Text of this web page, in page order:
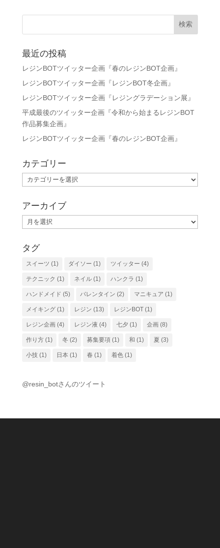
最近の投稿
レジンBOTツイッター企画『春のレジンBOT企画』
レジンBOTツイッター企画『レジンBOT冬企画』
レジンBOTツイッター企画『レジングラデーション展』
平成最後のツイッター企画『令和から始まるレジンBOT
作品募集企画』
レジンBOTツイッター企画『春のレジンBOT企画』
カテゴリー
カ
テ
リ
ー
アーカイブ
ー
カ
イ
ブ
タグ
スイーツ (1) ダイソー (1) ツイッター (4)
テクニック (1) ネイル(1) ハンクラ (1)
ハンドメイド (5) バレンタイン (2) マニキュア (1)
メイキング(1) レジン (13) レジンBOT(1)
レジン企画(4) レジン液 (4) 七夕 (1) 企画(8)
作り方(1) 冬 (2) 募集要項(1) 和 (1) 夏 (3)
小技(1) 日本(1) 春 (1) 着色(1)
@resin_botさんのツイート